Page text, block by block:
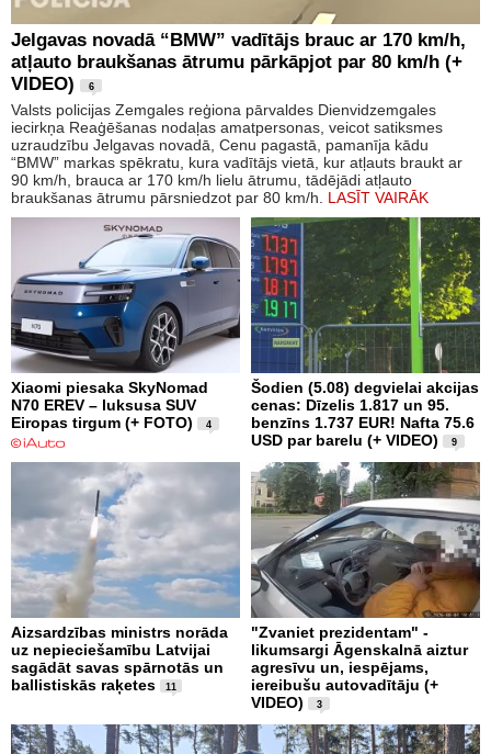
Jelgavas novadā “BMW” vadītājs brauc ar 170 km/h,
atļauto braukšanas ātrumu pārkāpjot par 80 km/h (+
VIDEO)
6
Valsts policijas Zemgales reģiona pārvaldes Dienvidzemgales
iecirkņa Reaģēšanas nodaļas amatpersonas, veicot satiksmes
uzraudzību Jelgavas novadā, Cenu pagastā, pamanīja kādu
“BMW” markas spēkratu, kura vadītājs vietā, kur atļauts braukt ar
90 km/h, brauca ar 170 km/h lielu ātrumu, tādējādi atļauto
braukšanas ātrumu pārsniedzot par 80 km/h. LASĪT VAIRĀK
Xiaomi piesaka SkyNomad
N70 EREV – luksusa SUV
Eiropas tirgum (+ FOTO)
4
Šodien (5.08) degvielai akcijas
cenas: Dīzelis 1.817 un 95.
benzīns 1.737 EUR! Nafta 75.6
USD par barelu (+ VIDEO)
9
Aizsardzības ministrs norāda
uz nepieciešamību Latvijai
sagādāt savas spārnotās un
ballistiskās raķetes
11
"Zvaniet prezidentam" -
likumsargi Āgenskalnā aiztur
agresīvu un, iespējams,
iereibušu autovadītāju (+
VIDEO)
3